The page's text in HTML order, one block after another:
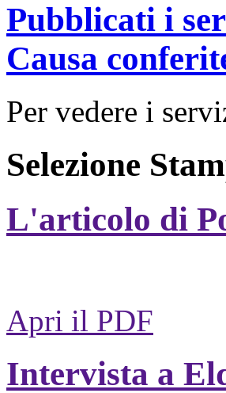
Pubblicati i
Causa
Per vedere i
Selezione
L'articolo di
Apri il PDF
Intervista a